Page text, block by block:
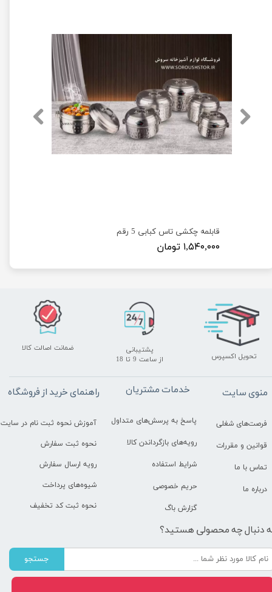
قابلمه چکشی تاس کبابی 5 رقم
۱,۵۴۰,۰۰۰ تومان
تحویل اکسپرس
پشتیبانی
​​​​​​​از ساعت 9 تا 18
ضمانت اصالت کالا
راهنمای خرید از فروشگاه
آموزش نحوه ثبت نام در سایت
نحوه ثبت سفارش
رویه ارسال سفارش
شیوه‌های پرداخت
نحوه ثبت کد تخفیف
خدمات مشتریان
پاسخ به پرسش‌های متداول
رویه‌های بازگرداندن کالا
شرایط استفاده
حریم خصوصی
گزارش باگ
منوی سایت
فرصت‌های شغلی
قوانین و مقررات
تماس با ما
درباره ما
دنبال چه محصولی هستید؟
جستجو